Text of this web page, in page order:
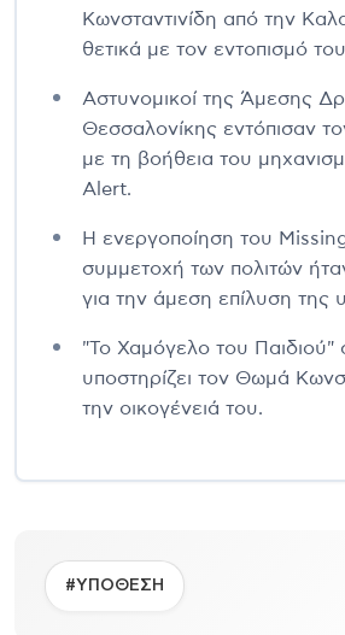
Κωνσταντινίδη από την
θετικά με τον εντοπισμό
Αστυνομικοί της Άμεσης
Θεσσαλονίκης εντόπισαν
με τη βοήθεια του
Alert.
Η ενεργοποίηση του
συμμετοχή των πολιτών
για την άμεση επίλυση της
"Το Χαμόγελο του Παιδιού"
υποστηρίζει τον Θωμά
την οικογένειά του.
#ΥΠΟΘΕΣΗ